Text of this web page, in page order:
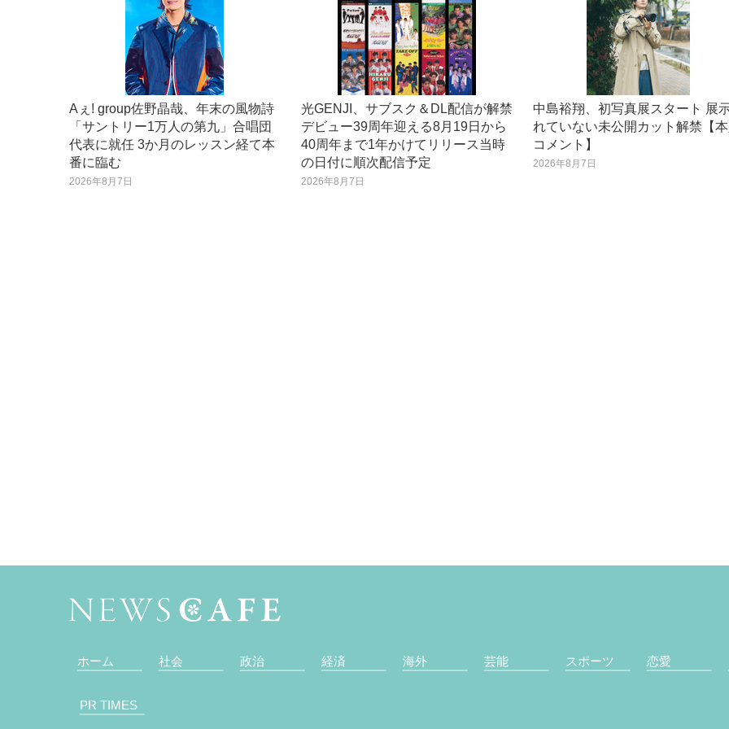
Aぇ! group佐野晶哉、年末の風物詩
「サントリー1万人の第九」合唱団
代表に就任 3か月のレッスン経て本
番に臨む
2026年8月7日
光GENJI、サブスク＆DL配信が解禁
デビュー39周年迎える8月19日から
40周年まで1年かけてリリース当時
の日付に順次配信予定
2026年8月7日
中島裕翔、初写真展スタート 展
れていない未公開カット解禁【
コメント】
2026年8月7日
ホーム 社会 政治 経済 海外 芸能 スポーツ 恋愛
PR TIMES